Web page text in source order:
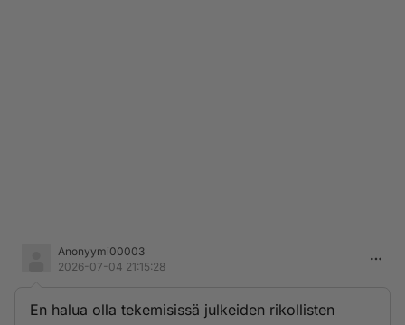
Anonyymi00003
2026-07-04 21:15:28
En halua olla tekemisissä julkeiden rikollisten